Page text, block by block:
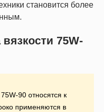
становится более
75W-
90 относятся к
применяются в